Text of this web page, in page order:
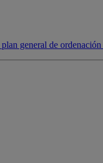
general de